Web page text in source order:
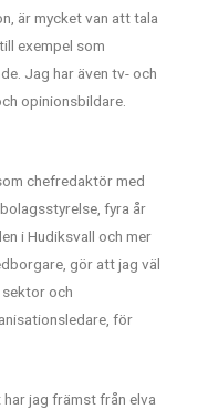
är mycket van att tala
exempel som
Jag har även tv- och
opinionsbildare.
chefredaktör med
fyra år
i Hudiksvall och mer
gör att jag väl
och
för
jag främst från elva